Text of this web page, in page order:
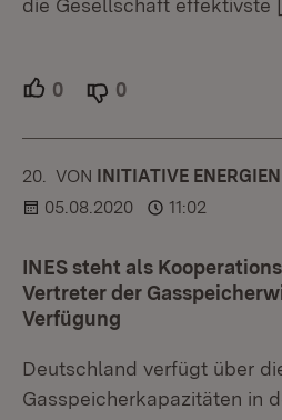
0 Unterstützer.
0
20. KOMMENTAR
VON
INITIATIVE
05.08.2020
11:02
INES steht als
Vertreter der
Verfügung
Deutschland verfügt über
Gasspeicherkapazitäten in